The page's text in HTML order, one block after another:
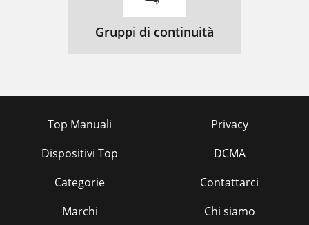
Gruppi di continuità
Top Manuali
Dispositivi Top
Categorie
Marchi
Privacy
DCMA
Contattarci
Chi siamo